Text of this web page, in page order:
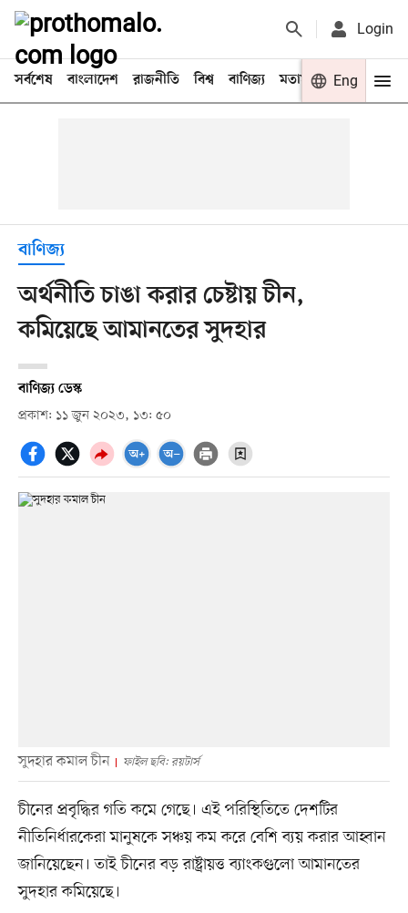
Login
সর্বশেষ বাংলাদেশ রাজনীতি বিশ্ব বাণিজ্য মতামত খেলা
Eng
বাণিজ্য
অর্থনীতি চাঙা করার চেষ্টায় চীন,
কমিয়েছে আমানতের সুদহার
বাণিজ্য ডেস্ক
প্রকাশ: ১১ জুন ২০২৩, ১৩: ৫০
সুদহার কমাল চীন ফাইল ছবি: রয়টার্স
চীনের প্রবৃদ্ধির গতি কমে গেছে। এই পরিস্থিতিতে দেশটির
নীতিনির্ধারকেরা মানুষকে সঞ্চয় কম করে বেশি ব্যয় করার আহ্বান
জানিয়েছেন। তাই চীনের বড় রাষ্ট্রায়ত্ত ব্যাংকগুলো আমানতের
সুদহার কমিয়েছে।